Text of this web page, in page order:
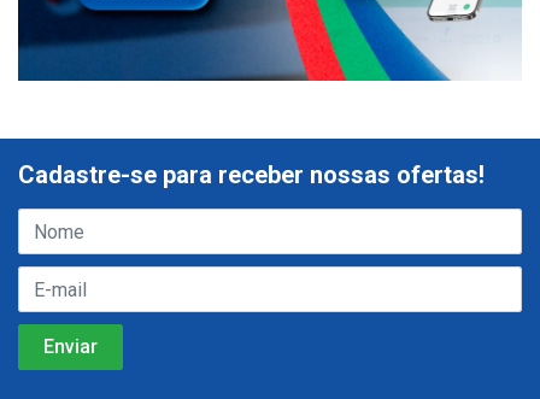
Cadastre-se para receber nossas ofertas!